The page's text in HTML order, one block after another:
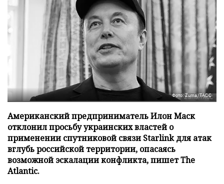
Фото: Zuma/ТАСС
Американский предприниматель Илон Маск
отклонил просьбу украинских властей о
применении спутниковой связи Starlink для атак
вглубь российской территории, опасаясь
возможной эскалации конфликта, пишет The
Atlantic.